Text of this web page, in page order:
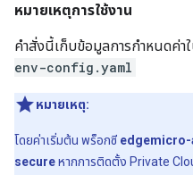
หมายเหตุการใช้งาน
คำสั่งนี้เก็บข้อมูลการกำหนดค่า
env-config.yaml
หมายเหตุ:
โดยค่าเริ่มต้น พร็อกซี edgemicro-
secureหากการติดตั้ง Private